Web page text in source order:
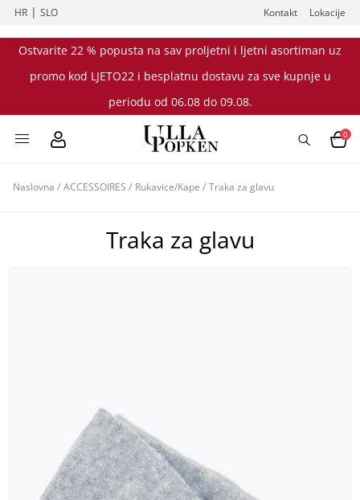
HR |SLO Kontakt Lokacije
Ostvarite 22 % popusta na sav proljetni i ljetni asortiman uz
promo kod LJETO22 i besplatnu dostavu za sve kupnje u
periodu od 06.08 do 09.08.
0
Naslovna / ACCESSOIRES / Rukavice/Kape / Traka za glavu
Traka za glavu